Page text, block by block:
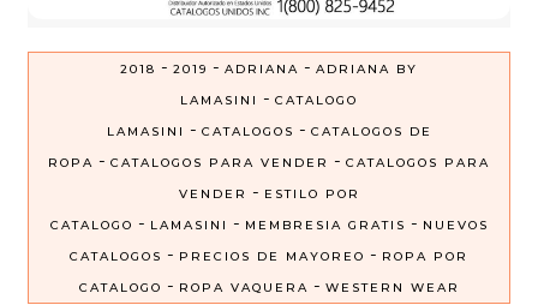
2018 - 2019 - ADRIANA - ADRIANA BY
LAMASINI
- CATALOGO
LAMASINI
- CATALOGOS - CATALOGOS DE
ROPA - CATALOGOS PARA VENDER - CATALOGOS PARA
VENDER
- ESTILO POR
CATALOGO - LAMASINI - MEMBRESIA GRATIS - NUEVOS
CATALOGOS - PRECIOS DE MAYOREO - ROPA POR
CATALOGO - ROPA VAQUERA - WESTERN WEAR